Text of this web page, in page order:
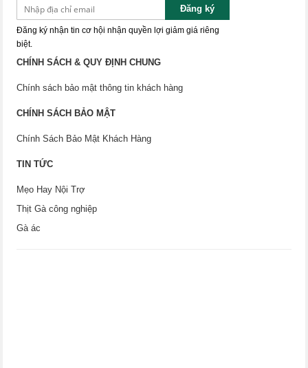
Đăng ký
Đăng ký nhận tin cơ hội nhận quyền lợi giảm giá riêng
biệt.
CHÍNH SÁCH & QUY ĐỊNH CHUNG
Chính sách bảo mật thông tin khách hàng
CHÍNH SÁCH BẢO MẬT
Chính Sách Bảo Mật Khách Hàng
TIN TỨC
Mẹo Hay Nội Trợ
Thịt Gà công nghiệp
Gà ác